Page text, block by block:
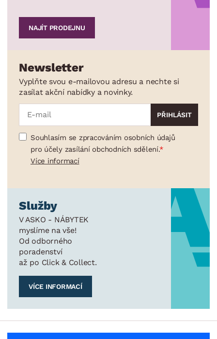
NAJÍT PRODEJNU
Newsletter
Vyplňte svou e-mailovou adresu a nechte si
zasílat akční nabídky a novinky.
Souhlasím se zpracováním osobních údajů
pro účely zasílání obchodních sdělení.
Více informací
Služby
V ASKO - NÁBYTEK
myslíme na vše!
Od odborného
poradenství
až po Click & Collect.
VÍCE INFORMACÍ